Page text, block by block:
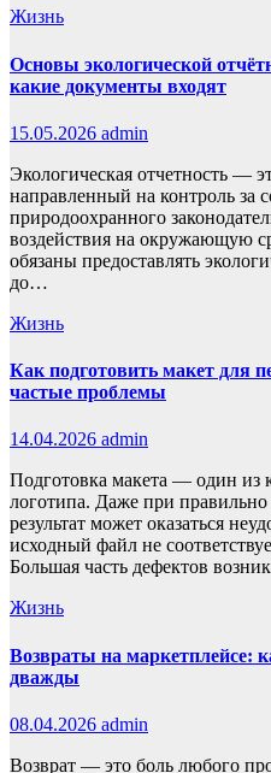
Жизнь
Основы экологической
какие документы входят
15.05.2026 admin
Экологическая отчетность —
направленный на контроль за
природоохранного
воздействия на окружающую
обязаны предоставлять
до…
Жизнь
Как подготовить макет для
частые проблемы
14.04.2026 admin
Подготовка макета — один из
логотипа. Даже при
результат может оказаться
исходный файл не
Большая часть дефектов
Жизнь
Возвраты на маркетплейсе:
дважды
08.04.2026 admin
Возврат — это боль любого